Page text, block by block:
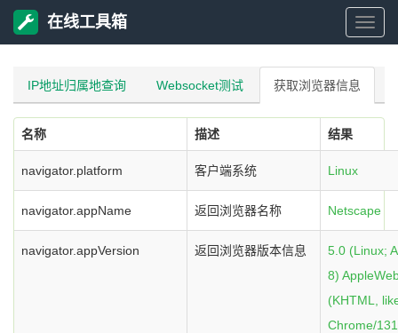
在
箱
在线工具箱
IP地址归属地查询 Websocket测试 获取浏览器信息
名称 描述 结果
navigator.platform 客户端系统 Linux
navigator.appName 返回浏览器名称 Netscape
navigator.appVersion 返回浏览器版本信息
5.0 (Linux;
8)
(KHTML,
Chrome/